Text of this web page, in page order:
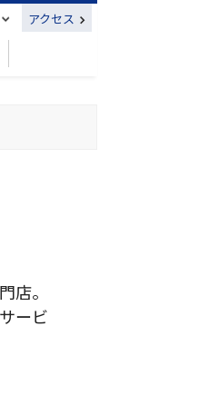
アクセス
店。
ービ